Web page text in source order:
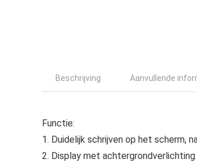
Beschrijving Aanvullende
Functie:
1. Duidelijk schrijven op het scherm,
2. Display met